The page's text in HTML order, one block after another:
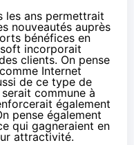
les ans permettrait
nouveautés auprès
bénéfices en
incorporait
clients. On pense
Internet
de ce type de
commune à
également
pense également
qui gagneraient en
attractivité.